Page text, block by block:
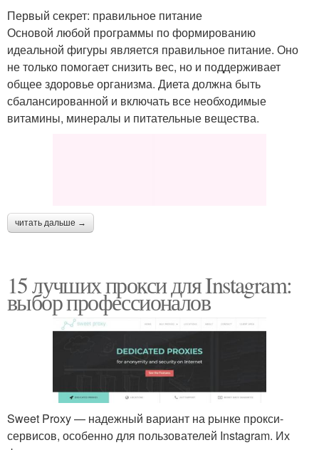
Первый секрет: правильное питание
Основой любой программы по формированию
идеальной фигуры является правильное питание. Оно
не только помогает снизить вес, но и поддерживает
общее здоровье организма. Диета должна быть
сбалансированной и включать все необходимые
витамины, минералы и питательные вещества.
читать дальше →
15 лучших прокси для Instagram:
выбор профессионалов
Sweet Proxy — надежный вариант на рынке прокси-
сервисов, особенно для пользователей Instagram. Их